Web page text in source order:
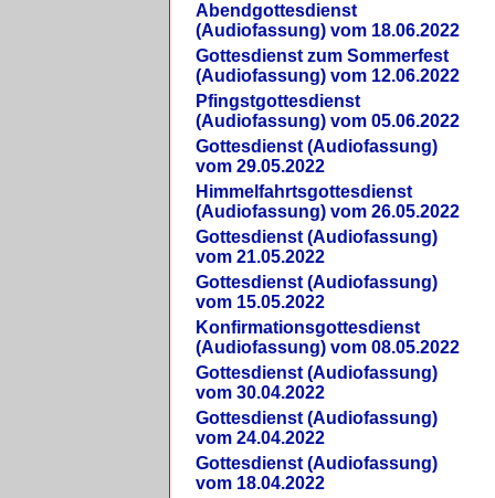
Abendgottesdienst
(Audiofassung) vom 18.06.2022
Gottesdienst zum Sommerfest
(Audiofassung) vom 12.06.2022
Pfingstgottesdienst
(Audiofassung) vom 05.06.2022
Gottesdienst (Audiofassung)
vom 29.05.2022
Himmelfahrtsgottesdienst
(Audiofassung) vom 26.05.2022
Gottesdienst (Audiofassung)
vom 21.05.2022
Gottesdienst (Audiofassung)
vom 15.05.2022
Konfirmationsgottesdienst
(Audiofassung) vom 08.05.2022
Gottesdienst (Audiofassung)
vom 30.04.2022
Gottesdienst (Audiofassung)
vom 24.04.2022
Gottesdienst (Audiofassung)
vom 18.04.2022